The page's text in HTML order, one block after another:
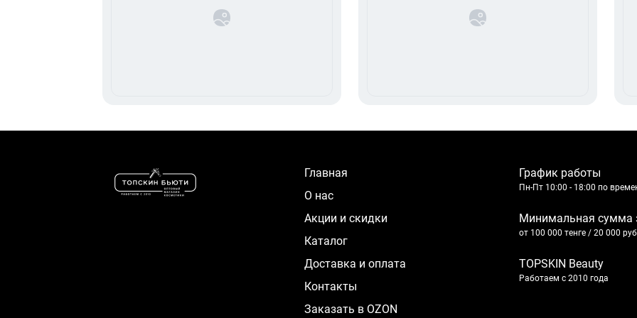
Главная
О нас
Акции и скидки
Каталог
Доставка и оплата
Контакты
Заказать в OZON
График работы
Пн-Пт 10:00 - 18:00 по
Минимальная сумма
от 100 000 тенге / 20 000
TOPSKIN Beauty
Работаем с 2010 года